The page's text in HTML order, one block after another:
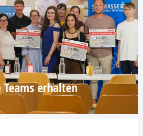
erhalten